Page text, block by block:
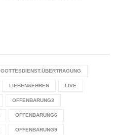
GOTTESDIENST.ÜBERTRAGUNG
LIEBEN&EHREN LIVE
OFFENBARUNG3
OFFENBARUNG6
OFFENBARUNG9